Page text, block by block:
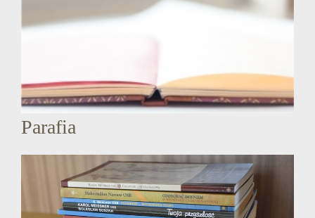
Parafia